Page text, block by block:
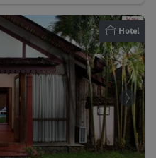
Hotel